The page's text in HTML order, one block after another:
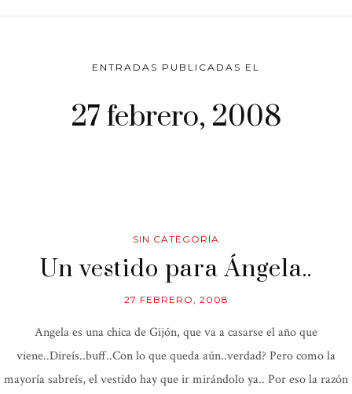
ENTRADAS PUBLICADAS EL
27 febrero, 2008
SIN CATEGORÍA
Un vestido para Ángela..
27 FEBRERO, 2008
Angela es una chica de Gijón, que va a casarse el año que
viene..Direís..buff..Con lo que queda aún..verdad? Pero como la
mayoría sabreís, el vestido hay que ir mirándolo ya.. Por eso la razón